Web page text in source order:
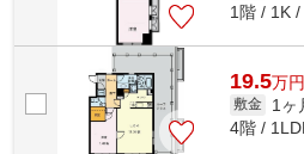
1階 / 1K
19.5万円
敷金 1ヶ
4階 /